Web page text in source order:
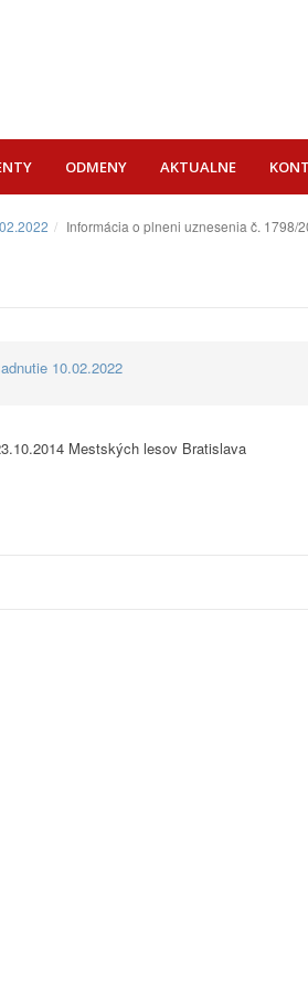
ODMENY AKTUALNE
Informácia o plneni uznesenia č. 1798/
10.02.2022
Mestských lesov Bratislava